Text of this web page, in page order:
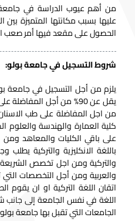
من أهم عيوب الدراسة في جامعة
عليها بسبب مكانتها المتميزة
الحصول على مقعد فيها أمر صعب
شروط التسجيل في جامعة بولو:
يلزم من أجل التسجيل في جامعة
على باقي الكليات والمعاهد
باللغة الانكليزية والتركية
والتركية ومن اجل تخصص الشريعة
والعربية ومن أجل التخصصات
اتقان اللغة التركية او ان يقوم
اللغة في نفس الجامعةإلى جانب
الجامعات التي تقبل بها جامعة